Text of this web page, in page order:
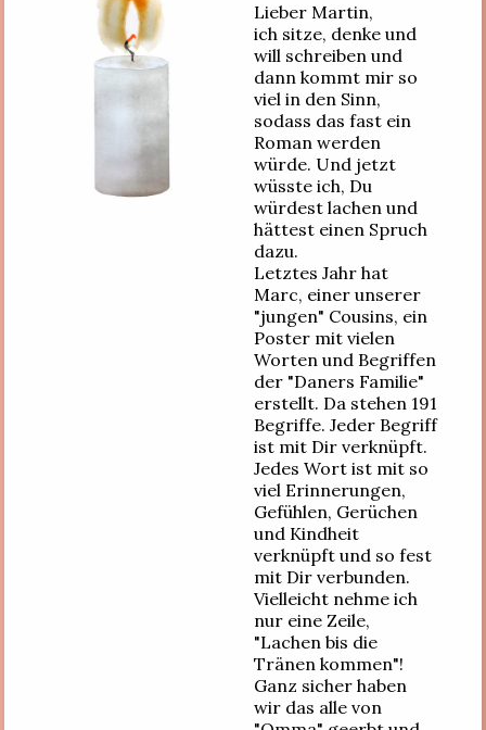
Lieber Martin,
ich sitze, denke und
will schreiben und
dann kommt mir so
viel in den Sinn,
sodass das fast ein
Roman werden
würde. Und jetzt
wüsste ich, Du
würdest lachen und
hättest einen Spruch
dazu.
Letztes Jahr hat
Marc, einer unserer
"jungen" Cousins, ein
Poster mit vielen
Worten und Begriffen
der "Daners Familie"
erstellt. Da stehen 191
Begriffe. Jeder Begriff
ist mit Dir verknüpft.
Jedes Wort ist mit so
viel Erinnerungen,
Gefühlen, Gerüchen
und Kindheit
verknüpft und so fest
mit Dir verbunden.
Vielleicht nehme ich
nur eine Zeile,
"Lachen bis die
Tränen kommen"!
Ganz sicher haben
wir das alle von